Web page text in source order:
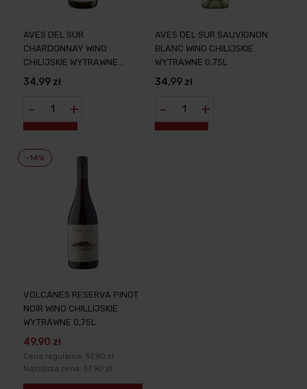
AVES DEL SUR
CHARDONNAY WINO
CHILIJSKIE WYTRAWNE
0,75L
34,99 zł
- +
AVES DEL SUR SAUVIGNON
BLANC WINO CHILIJSKIE
WYTRAWNE 0,75L
34,99 zł
- +
VOLCANES RESERVA PINOT
NOIR WINO CHILLIJSKIE
WYTRAWNE 0,75L
49,90 zł
Cena regularna: 57,90 zł
Najniższa cena: 57,90 zł
-14%